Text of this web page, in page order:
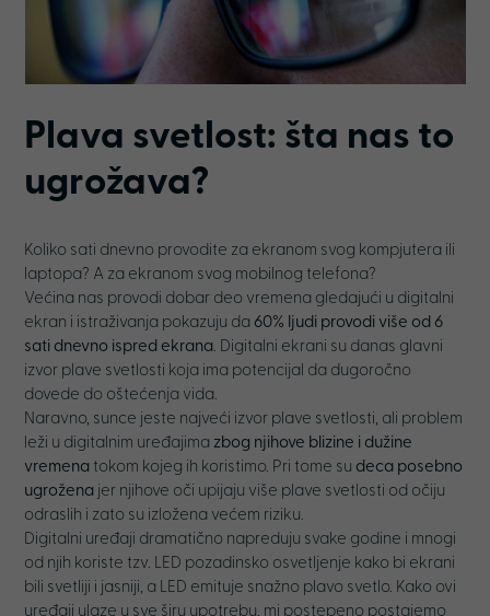
Plava svetlost: šta nas to
ugrožava?
Koliko sati dnevno provodite za ekranom svog kompjutera ili
laptopa? A za ekranom svog mobilnog telefona?
Većina nas provodi dobar deo vremena gledajući u digitalni
ekran i istraživanja pokazuju da 60% ljudi provodi više od 6
sati dnevno ispred ekrana. Digitalni ekrani su danas glavni
izvor plave svetlosti koja ima potencijal da dugoročno
dovede do oštećenja vida.
Naravno, sunce jeste najveći izvor plave svetlosti, ali problem
leži u digitalnim uređajima zbog njihove blizine i dužine
vremena tokom kojeg ih koristimo. Pri tome su deca posebno
ugrožena jer njihove oči upijaju više plave svetlosti od očiju
odraslih i zato su izložena većem riziku.
Digitalni uređaji dramatično napreduju svake godine i mnogi
od njih koriste tzv. LED pozadinsko osvetljenje kako bi ekrani
bili svetliji i jasniji, a LED emituje snažno plavo svetlo. Kako ovi
uređaji ulaze u sve širu upotrebu, mi postepeno postajemo